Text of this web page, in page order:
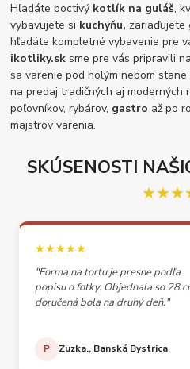
Hľadáte poctivý kotlík na guláš,
vybavujete si kuchyňu, zariaďujete
hľadáte kompletné vybavenie pre
ikotliky.sk sme pre vás pripravili
sa varenie pod holým nebom
na predaj tradičných aj moderných
poľovníkov, rybárov, gastro až po
majstrov varenia.
SKÚSENOSTI
★★★★★
"Forma na tortu je presne podľa
popisu o fotky. Objednala so 28
doručená bola na druhý deň."
P Zuzka., Banská Bystrica